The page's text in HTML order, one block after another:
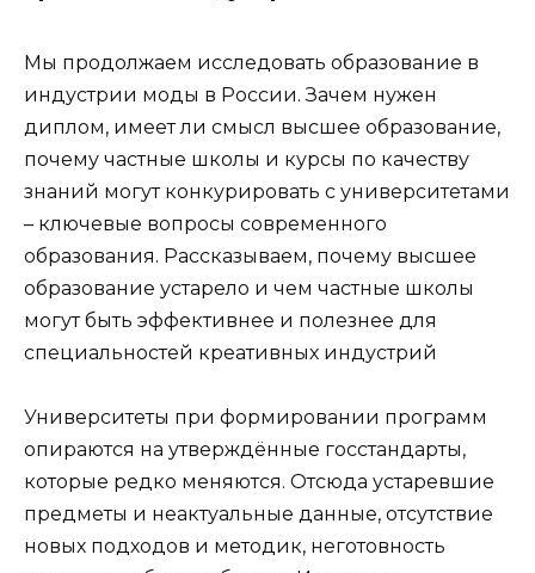
Мы продолжаем исследовать образование в
индустрии моды в России. Зачем нужен
диплом, имеет ли смысл высшее образование,
почему частные школы и курсы по качеству
знаний могут конкурировать с университетами
– ключевые вопросы современного
образования. Рассказываем, почему высшее
образование устарело и чем частные школы
могут быть эффективнее и полезнее для
специальностей креативных индустрий
Университеты при формировании программ
опираются на утверждённые госстандарты,
которые редко меняются. Отсюда устаревшие
предметы и неактуальные данные, отсутствие
новых подходов и методик, неготовность